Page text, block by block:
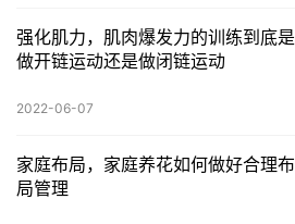
强化肌力，肌肉爆发力的训练到底是
做开链运动还是做闭链运动
2022-06-07
家庭布局，家庭养花如何做好合理布
局管理